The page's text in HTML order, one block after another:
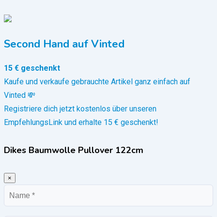
Second Hand auf Vinted
15 € geschenkt
Kaufe und verkaufe gebrauchte Artikel ganz einfach auf
Vinted 💸
Registriere dich jetzt kostenlos über unseren
EmpfehlungsLink und erhalte 15 € geschenkt!
Dikes Baumwolle Pullover 122cm
×
Name